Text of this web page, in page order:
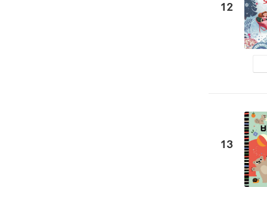
12
13